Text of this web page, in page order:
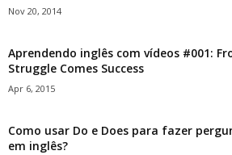
Nov 20, 2014
Aprendendo inglês com vídeos #001:
Struggle Comes Success
Apr 6, 2015
Como usar Do e Does para fazer
em inglês?